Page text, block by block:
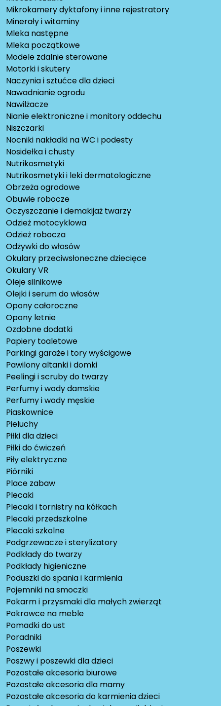
Mikrokamery dyktafony i inne rejestratory
Minerały i witaminy
Mleka następne
Mleka początkowe
Modele zdalnie sterowane
Motorki i skutery
Naczynia i sztućce dla dzieci
Nawadnianie ogrodu
Nawilżacze
Nianie elektroniczne i monitory oddechu
Niszczarki
Nocniki nakładki na WC i podesty
Nosidełka i chusty
Nutrikosmetyki
Nutrikosmetyki i leki dermatologiczne
Obrzeża ogrodowe
Obuwie robocze
Oczyszczanie i demakijaż twarzy
Odzież motocyklowa
Odzież robocza
Odżywki do włosów
Okulary przeciwsłoneczne dziecięce
Okulary VR
Oleje silnikowe
Olejki i serum do włosów
Opony całoroczne
Opony letnie
Ozdobne dodatki
Papiery toaletowe
Parkingi garaże i tory wyścigowe
Pawilony altanki i domki
Peelingi i scruby do twarzy
Perfumy i wody damskie
Perfumy i wody męskie
Piaskownice
Pieluchy
Piłki dla dzieci
Piłki do ćwiczeń
Piły elektryczne
Piórniki
Place zabaw
Plecaki
Plecaki i tornistry na kółkach
Plecaki przedszkolne
Plecaki szkolne
Podgrzewacze i sterylizatory
Podkłady do twarzy
Podkłady higieniczne
Poduszki do spania i karmienia
Pojemniki na smoczki
Pokarm i przysmaki dla małych zwierząt
Pokrowce na meble
Pomadki do ust
Poradniki
Poszewki
Poszwy i poszewki dla dzieci
Pozostałe akcesoria biurowe
Pozostałe akcesoria dla mamy
Pozostałe akcesoria do karmienia dzieci